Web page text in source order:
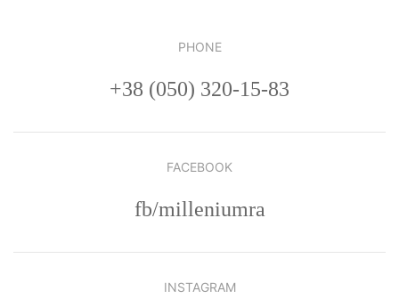
PHONE
+38 (050) 320-15-83
FACEBOOK
fb/milleniumra
INSTAGRAM